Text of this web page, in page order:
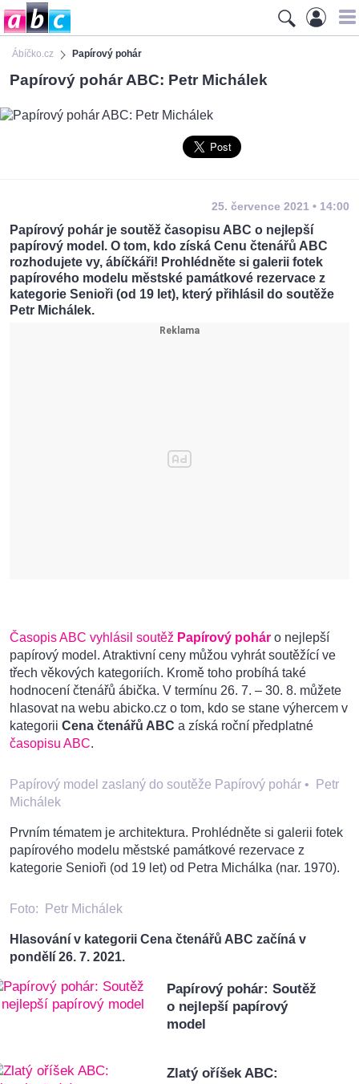
Ábíčko.cz Papírový pohár
Papírový pohár ABC: Petr Michálek
25. července 2021 • 14:00
Papírový pohár je soutěž časopisu ABC o nejlepší
papírový model. O tom, kdo získá Cenu čtenářů ABC
rozhodujete vy, ábíčkáři! Prohlédněte si galerii fotek
papírového modelu městské památkové rezervace z
kategorie Senioři (od 19 let), který přihlásil do soutěže
Petr Michálek.
Časopis ABC vyhlásil soutěž Papírový pohár o nejlepší
papírový model. Atraktivní ceny můžou vyhrát soutěžící ve
třech věkových kategoriích. Kromě toho probíhá také
hodnocení čtenářů ábička. V termínu 26. 7. – 30. 8. můžete
hlasovat na webu abicko.cz o tom, kdo se stane výhercem v
kategorii Cena čtenářů ABC a získá roční předplatné
časopisu ABC.
Papírový model zaslaný do soutěže Papírový pohár •
Petr
Michálek
Prvním tématem je architektura. Prohlédněte si galerii fotek
papírového modelu městské památkové rezervace z
kategorie Senioři (od 19 let) od Petra Michálka (nar. 1970).
Foto: Petr Michálek
Hlasování v kategorii Cena čtenářů ABC začíná v
pondělí 26. 7. 2021.
Papírový pohár: Soutěž
o nejlepší papírový
model
Zlatý oříšek ABC: